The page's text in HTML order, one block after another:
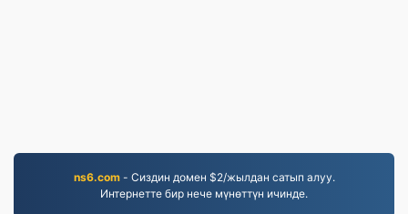
ns6.com- Сиздин домен $2/жылдан сатып алуу.
Интернетте бир нече мүнөттүн ичинде.